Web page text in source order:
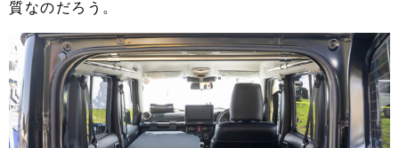
質なのだろう。